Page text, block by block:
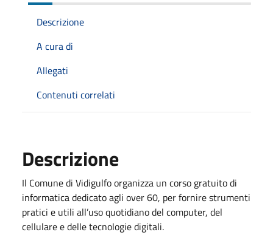
Descrizione
A cura di
Allegati
Contenuti correlati
Descrizione
Il Comune di Vidigulfo organizza un corso gratuito di
informatica dedicato agli over 60, per fornire strumenti
pratici e utili all’uso quotidiano del computer, del
cellulare e delle tecnologie digitali.